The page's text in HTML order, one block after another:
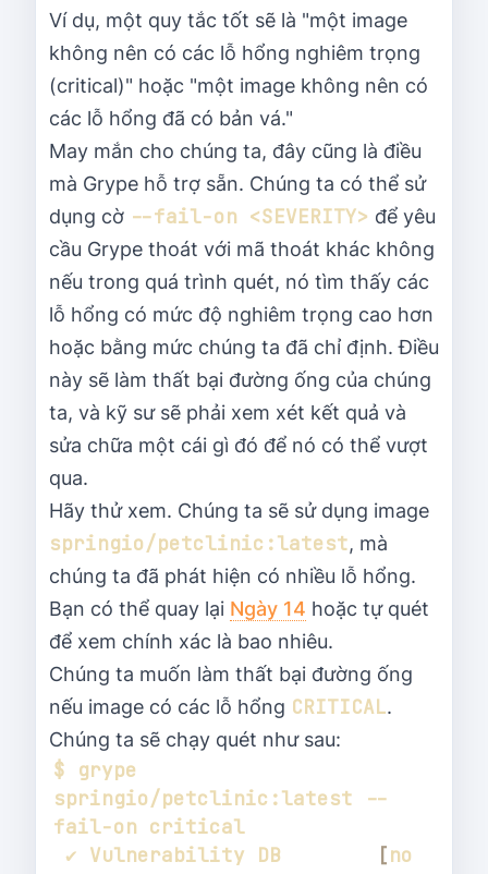
Ví dụ, một quy tắc tốt sẽ là "một image
không nên có các lỗ hổng nghiêm trọng
(critical)" hoặc "một image không nên có
các lỗ hổng đã có bản vá."
May mắn cho chúng ta, đây cũng là điều
mà Grype hỗ trợ sẵn. Chúng ta có thể sử
dụng cờ --fail-on <SEVERITY> để yêu
cầu Grype thoát với mã thoát khác không
nếu trong quá trình quét, nó tìm thấy các
lỗ hổng có mức độ nghiêm trọng cao hơn
hoặc bằng mức chúng ta đã chỉ định. Điều
này sẽ làm thất bại đường ống của chúng
ta, và kỹ sư sẽ phải xem xét kết quả và
sửa chữa một cái gì đó để nó có thể vượt
qua.
Hãy thử xem. Chúng ta sẽ sử dụng image
springio/petclinic:latest, mà
chúng ta đã phát hiện có nhiều lỗ hổng.
Bạn có thể quay lại Ngày 14 hoặc tự quét
để xem chính xác là bao nhiêu.
Chúng ta muốn làm thất bại đường ống
nếu image có các lỗ hổng CRITICAL.
Chúng ta sẽ chạy quét như sau:
$ grype
springio/petclinic:latest --
✔ Vulnerability DB
[no